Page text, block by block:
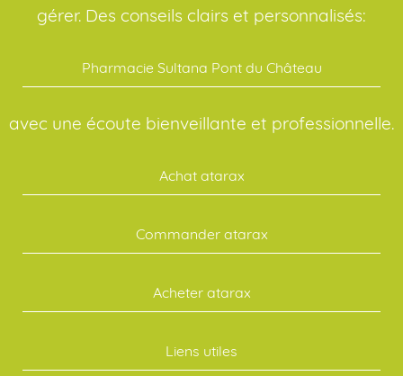
gérer. Des conseils clairs et personnalisés:
Pharmacie Sultana Pont du Château
avec une écoute bienveillante et professionnelle.
Achat atarax
Commander atarax
Acheter atarax
Liens utiles